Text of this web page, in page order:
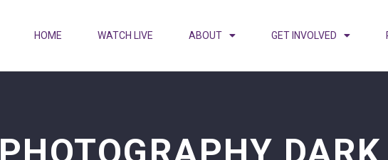
HOME WATCH LIVE ABOUT GET INVOLVED